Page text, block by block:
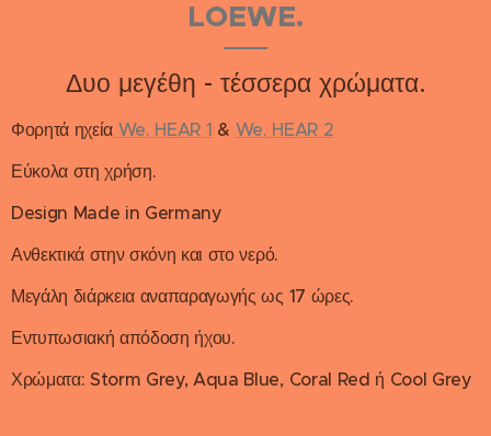
LOEWE.
Δυο μεγέθη - τέσσερα χρώματα.
Φορητά ηχεία We. HEAR 1 & We. HEAR 2
Εύκολα στη χρήση.
Design Made in Germany
Ανθεκτικά στην σκόνη και στο νερό.
Μεγάλη διάρκεια αναπαραγωγής ως 17 ώρες.
Εντυπωσιακή απόδοση ήχου.
Χρώματα: Storm Grey, Aqua Blue, Coral Red ή Cool Grey